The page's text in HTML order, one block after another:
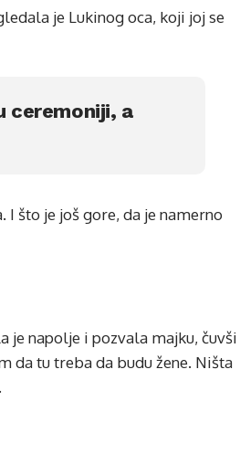
je Lukinog oca, koji joj se
ceremoniji, a
što je još gore, da je namerno
je napolje i pozvala majku, čuvši
da tu treba da budu žene. Ništa